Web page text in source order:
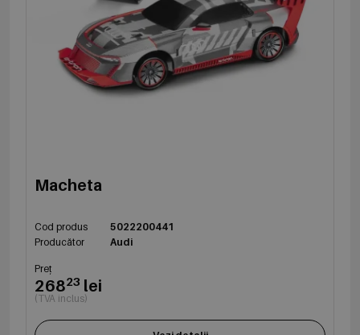
Macheta
Cod produs
5022200441
Producător
Audi
Preț
26823 lei
(TVA inclus)